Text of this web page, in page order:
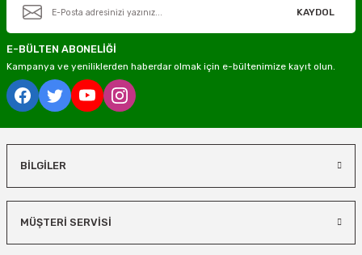
KAYDOL
E-BÜLTEN ABONELİĞİ
Kampanya ve yeniliklerden haberdar olmak için e-bültenimize kayıt olun.
BİLGİLER
MÜŞTERİ SERVİSİ